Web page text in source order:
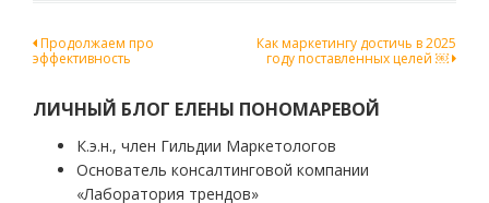
Навигация
по
записям
Продолжаем про
эффективность
Как маркетингу достичь в 2025
году поставленных целей ￼
ЛИЧНЫЙ БЛОГ ЕЛЕНЫ ПОНОМАРЕВОЙ
К.э.н., член Гильдии Маркетологов
Основатель консалтинговой компании
«Лаборатория трендов»